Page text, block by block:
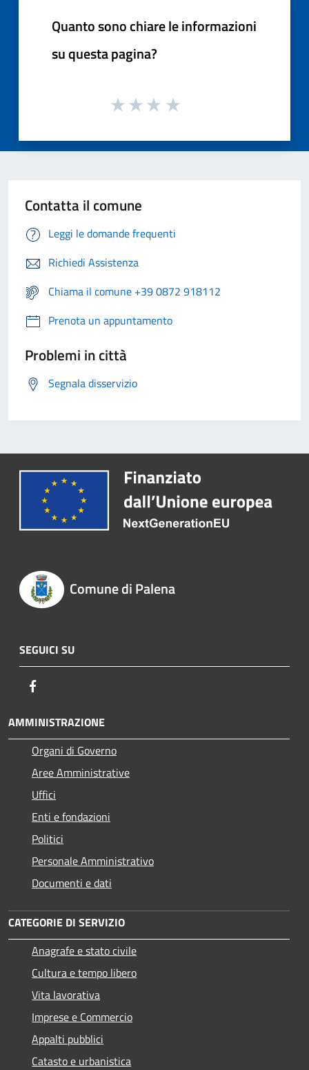
Quanto sono chiare le informazioni
su questa pagina?
Contatta il comune
Leggi le domande frequenti
Richiedi Assistenza
Chiama il comune +39 0872 918112
Prenota un appuntamento
Problemi in città
Segnala disservizio
Comune di Palena
SEGUICI SU
AMMINISTRAZIONE
Organi di Governo
Aree Amministrative
Uffici
Enti e fondazioni
Politici
Personale Amministrativo
Documenti e dati
CATEGORIE DI SERVIZIO
Anagrafe e stato civile
Cultura e tempo libero
Vita lavorativa
Imprese e Commercio
Appalti pubblici
Catasto e urbanistica